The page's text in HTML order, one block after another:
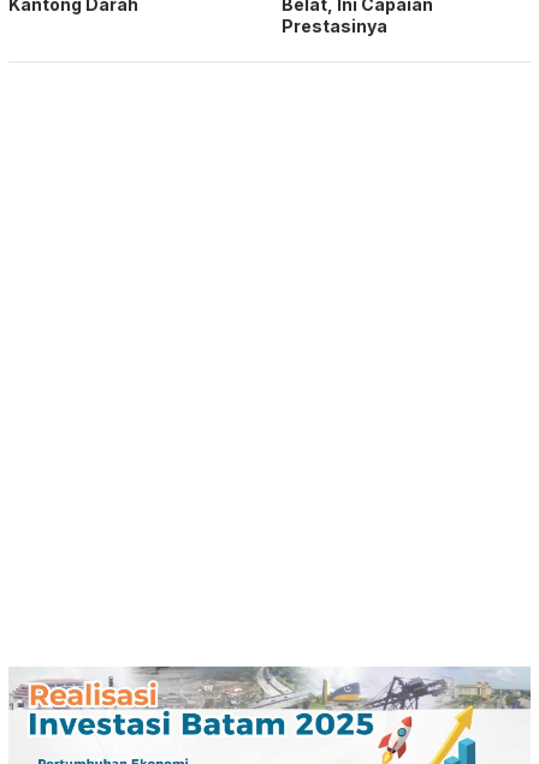
Kantong Darah
Belat, Ini Capaian
Prestasinya